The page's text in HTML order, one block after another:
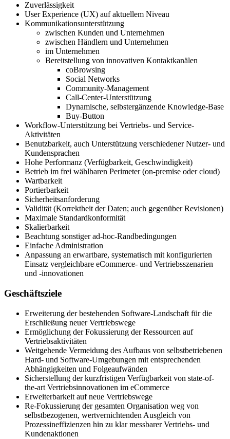
Zuverlässigkeit
User Experience (UX) auf aktuellem Niveau
Kommunikationsunterstützung
zwischen Kunden und Unternehmen
zwischen Händlern und Unternehmen
im Unternehmen
Bereitstellung von innovativen Kontaktkanälen
coBrowsing
Social Networks
Community-Management
Call-Center-Unterstützung
Dynamische, selbstergänzende Knowledge-Base
Buy-Button
Workflow-Unterstützung bei Vertriebs- und Service-
Aktivitäten
Benutzbarkeit, auch Unterstützung verschiedener Nutzer- und
Kundensprachen
Hohe Performanz (Verfügbarkeit, Geschwindigkeit)
Betrieb im frei wählbaren Perimeter (on-premise oder cloud)
Wartbarkeit
Portierbarkeit
Sicherheitsanforderung
Validität (Korrektheit der Daten; auch gegenüber Revisionen)
Maximale Standardkonformität
Skalierbarkeit
Beachtung sonstiger ad-hoc-Randbedingungen
Einfache Administration
Anpassung an erwartbare, systematisch mit konfigurierten
Einsatz vergleichbare eCommerce- und Vertriebsszenarien
und -innovationen
Geschäftsziele
Erweiterung der bestehenden Software-Landschaft für die
Erschließung neuer Vertriebswege
Ermöglichung der Fokussierung der Ressourcen auf
Vertriebsaktivitäten
Weitgehende Vermeidung des Aufbaus von selbstbetriebenen
Hard- und Software-Umgebungen mit entsprechenden
Abhängigkeiten und Folgeaufwänden
Sicherstellung der kurzfristigen Verfügbarkeit von state-of-
the-art Vertriebsinnovationen im eCommerce
Erweiterbarkeit auf neue Vertriebswege
Re-Fokussierung der gesamten Organisation weg von
selbstbezogenen, wertvernichtenden Ausgleich von
Prozessineffizienzen hin zu klar messbarer Vertriebs- und
Kundenaktionen